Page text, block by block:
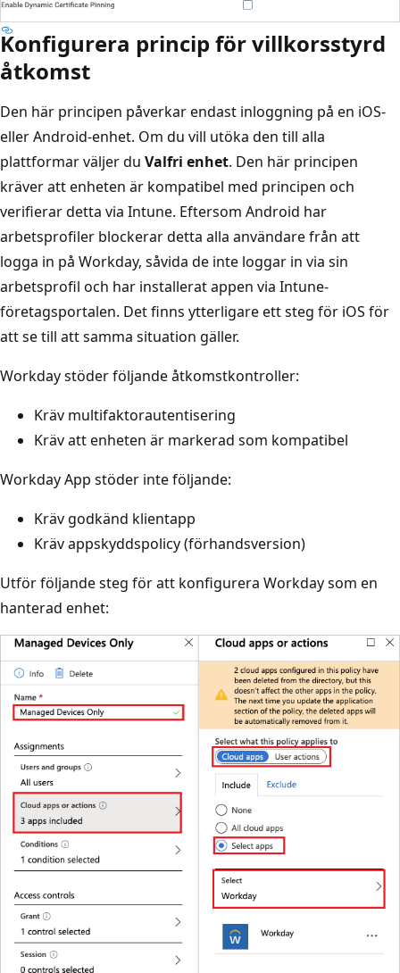
Konfigurera princip för villkorsstyrd
åtkomst
Den här principen påverkar endast inloggning på en iOS-
eller Android-enhet. Om du vill utöka den till alla
plattformar väljer du Valfri enhet. Den här principen
kräver att enheten är kompatibel med principen och
verifierar detta via Intune. Eftersom Android har
arbetsprofiler blockerar detta alla användare från att
logga in på Workday, såvida de inte loggar in via sin
arbetsprofil och har installerat appen via Intune-
företagsportalen. Det finns ytterligare ett steg för iOS för
att se till att samma situation gäller.
Workday stöder följande åtkomstkontroller:
Kräv multifaktorautentisering
Kräv att enheten är markerad som kompatibel
Workday App stöder inte följande:
Kräv godkänd klientapp
Kräv appskyddspolicy (förhandsversion)
Utför följande steg för att konfigurera Workday som en
hanterad enhet: